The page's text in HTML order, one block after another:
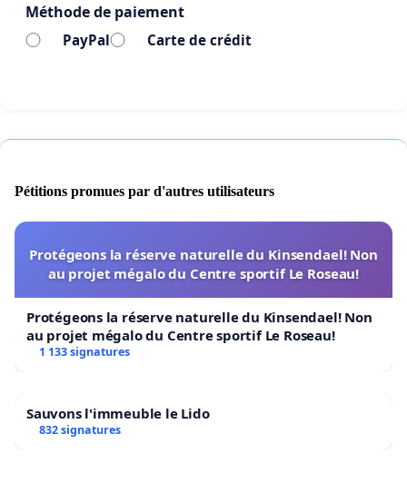
Méthode de paiement
PayPal Carte de crédit
Pétitions promues par d'autres utilisateurs
Protégeons la réserve naturelle du Kinsendael! Non
au projet mégalo du Centre sportif Le Roseau!
Protégeons la réserve naturelle du Kinsendael! Non
au projet mégalo du Centre sportif Le Roseau!
1 133 signatures
Sauvons l'immeuble le Lido
832 signatures